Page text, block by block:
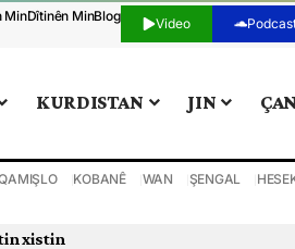
MinDîtinên MinBlog Video
KURDISTAN JIN
KOBANÊ WAN ŞENGAL
xistin